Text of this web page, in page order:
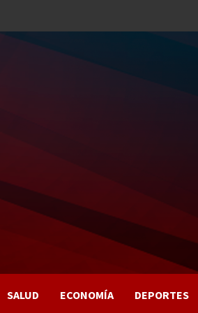
SALUD ECONOMÍA DEPORTES